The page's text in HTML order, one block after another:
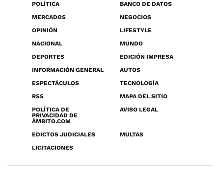
POLÍTICA
BANCO DE DATOS
MERCADOS
NEGOCIOS
OPINIÓN
LIFESTYLE
NACIONAL
MUNDO
DEPORTES
EDICIÓN IMPRESA
INFORMACIÓN GENERAL
AUTOS
ESPECTÁCULOS
TECNOLOGÍA
RSS
MAPA DEL SITIO
POLÍTICA DE
PRIVACIDAD DE
ÁMBITO.COM
AVISO LEGAL
EDICTOS JUDICIALES
MULTAS
LICITACIONES